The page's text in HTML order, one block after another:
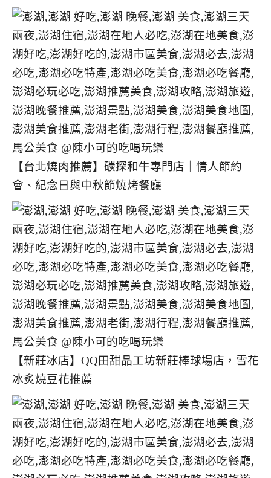
【台北燒肉推薦】碳探和牛專門店｜情人節約
會、紀念日與中秋節燒烤餐廳
【新莊冰店】QQ田甜品工坊新莊棒球場店，雪花
冰炙燒豆花推薦